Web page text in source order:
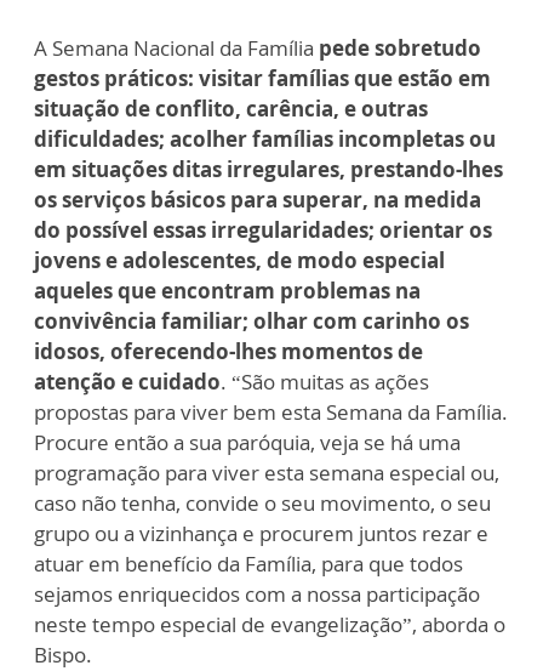
A Semana Nacional da Família pede sobretudo
gestos práticos: visitar famílias que estão em
situação de conflito, carência, e outras
dificuldades; acolher famílias incompletas ou
em situações ditas irregulares, prestando-lhes
os serviços básicos para superar, na medida
do possível essas irregularidades; orientar os
jovens e adolescentes, de modo especial
aqueles que encontram problemas na
convivência familiar; olhar com carinho os
idosos, oferecendo-lhes momentos de
atenção e cuidado. “São muitas as ações
propostas para viver bem esta Semana da Família.
Procure então a sua paróquia, veja se há uma
programação para viver esta semana especial ou,
caso não tenha, convide o seu movimento, o seu
grupo ou a vizinhança e procurem juntos rezar e
atuar em benefício da Família, para que todos
sejamos enriquecidos com a nossa participação
neste tempo especial de evangelização”, aborda o
Bispo.